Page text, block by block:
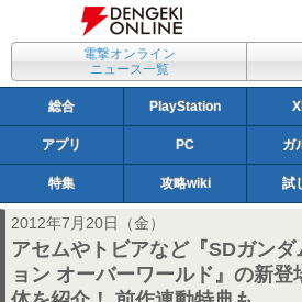
電撃オンライン
ニュース一覧
総合 PlayStation
アプリ PC ガ
特集 攻略wiki 試
2012年7月20日（金）
アセムやトビアなど『SDガン
ョン オーバーワールド』の新